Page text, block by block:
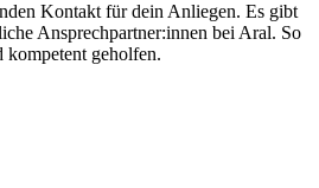
Kontakt für dein Anliegen. Es gibt
Ansprechpartner:innen bei Aral. So
kompetent geholfen.